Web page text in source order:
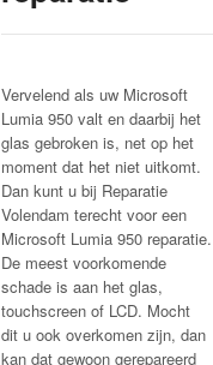
Vervelend als uw Microsoft
Lumia 950 valt en daarbij het
glas gebroken is, net op het
moment dat het niet uitkomt.
Dan kunt u bij Reparatie
Volendam terecht voor een
Microsoft Lumia 950 reparatie.
De meest voorkomende
schade is aan het glas,
touchscreen of LCD. Mocht
dit u ook overkomen zijn, dan
kan dat gewoon gerepareerd